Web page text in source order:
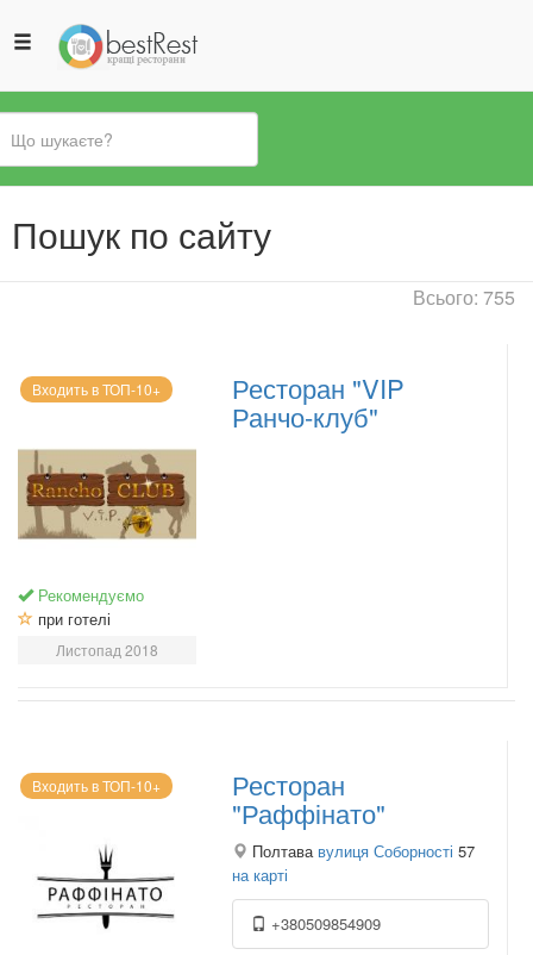
Ви
єПошук по сайту
Всього: 755
Входить в ТОП-10+
Рекомендуємо
при готелі
Листопад 2018
Ресторан "VIP
Ранчо-клуб"
Входить в ТОП-10+ Ресторан
"Раффінато"
Полтава вулиця Соборності 57
на карті
+380509854909